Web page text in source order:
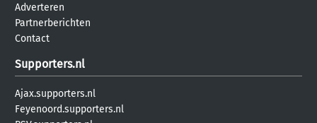
Adverteren
Partnerberichten
Contact
Supporters.nl
Ajax.supporters.nl
Feyenoord.supporters.nl